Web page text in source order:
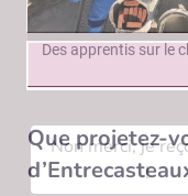
Des apprentis sur le
Que projetez-
Non merci, je
!